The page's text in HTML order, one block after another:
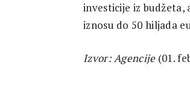
investicije iz budžeta,
iznosu do 50 hiljada
Izvor: Agencije (01.